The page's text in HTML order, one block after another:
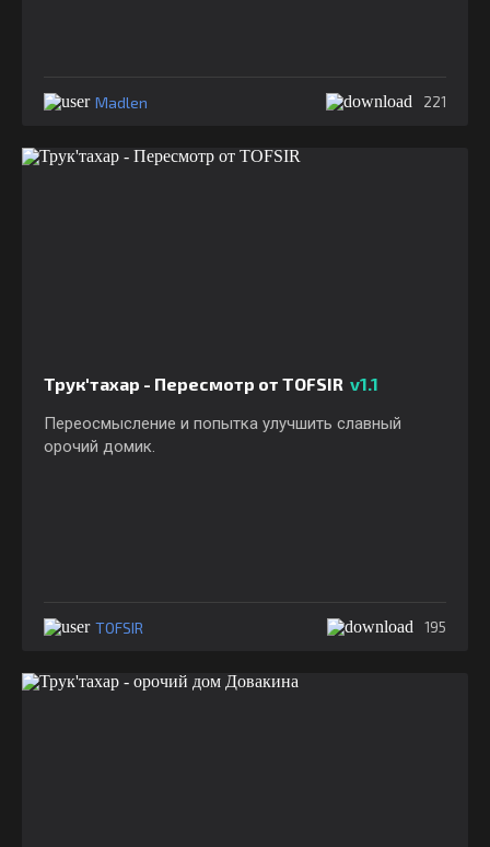
Madlen 221
Трук'тахар - Пересмотр от TOFSIR v1.1
Переосмысление и попытка улучшить славный
орочий домик.
TOFSIR 195